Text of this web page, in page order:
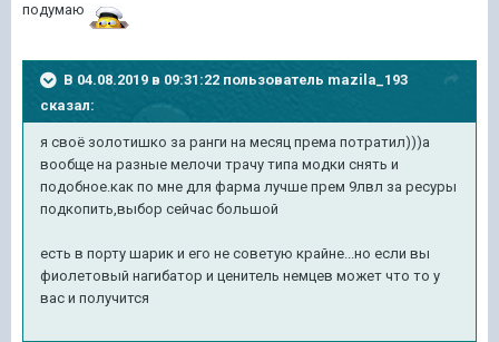
подумаю
В 04.08.2019 в 09:31:22 пользователь mazila_193
сказал:
я своё золотишко за ранги на месяц према потратил)))а
вообще на разные мелочи трачу типа модки снять и
подобное.как по мне для фарма лучше прем 9лвл за ресуры
подкопить,выбор сейчас большой
есть в порту шарик и его не советую крайне...но если вы
фиолетовый нагибатор и ценитель немцев может что то у
вас и получится